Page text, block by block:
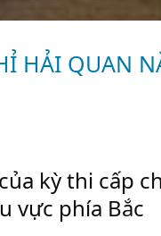
HẢI QUAN
kỳ thi cấp
vực phía Bắc